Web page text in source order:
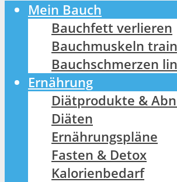
Mein Bauch
Bauchfett verlieren
Bauchmuskeln
Bauchschmerzen
Ernährung
Diätprodukte &
Diäten
Ernährungspläne
Fasten & Detox
Kalorienbedarf